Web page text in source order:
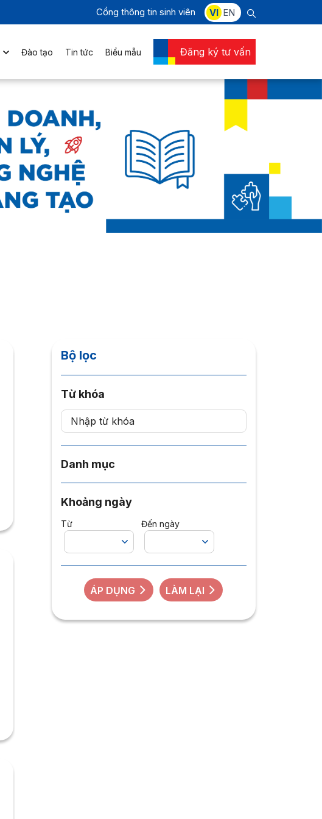
Cổng thông tin sinh viên VI EN
Đào tạo Tin tức Biểu mẫu Đăng ký tư vấn
Bộ lọc
Từ khóa
Danh mục
Khoảng ngày
Từ Đến ngày
ÁP DỤNG LÀM LẠI